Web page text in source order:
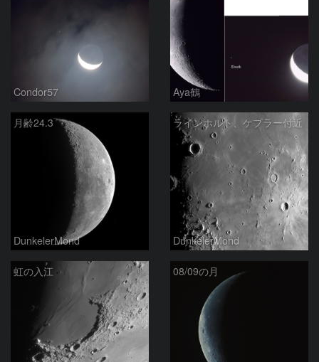
Condor57 Aya鶴
月齢24.3
DunkelerMond
ラインホルト、ケプラー付近
DunkelerMond
虹の入江 08/09の月